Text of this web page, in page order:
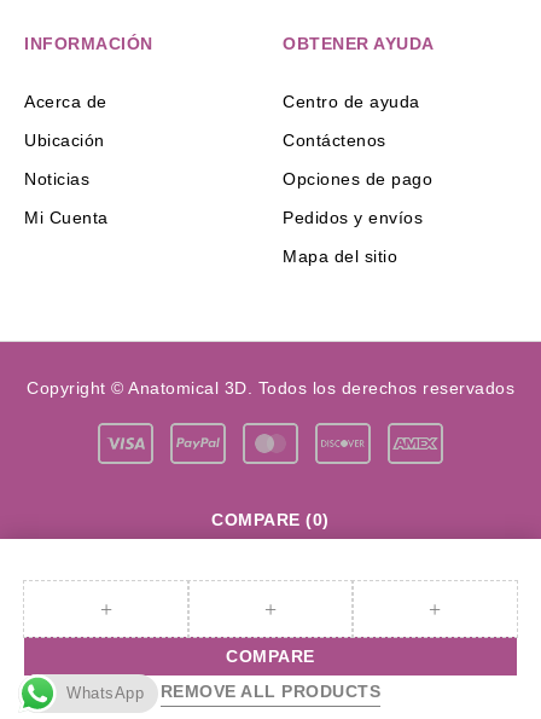
INFORMACIÓN
Acerca de
Ubicación
Noticias
Mi Cuenta
OBTENER AYUDA
Centro de ayuda
Contáctenos
Opciones de pago
Pedidos y envíos
Mapa del sitio
Copyright © Anatomical 3D. Todos los derechos reservados
WhatsApp
COMPARE (0)
COMPARE
REMOVE ALL PRODUCTS